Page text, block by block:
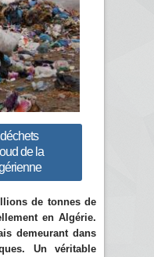
de la
de tonnes de
en Algérie.
demeurant dans
Un véritable